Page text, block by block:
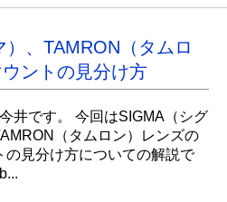
、TAMRON（タムロ
ントの見分け方
井です。 今回はSIGMA（シグ
（タムロン）レンズの
の見分け方についての解説で